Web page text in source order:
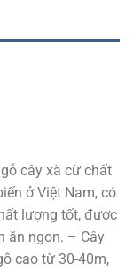
cây xà cừ chất
ở Việt Nam, có
lượng tốt, được
ăn ngon. – Cây
cao từ 30-40m,